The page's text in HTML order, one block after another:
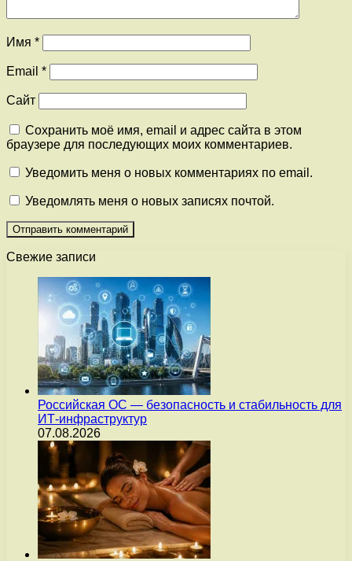
Имя *
Email *
Сайт
Сохранить моё имя, email и адрес сайта в этом
браузере для последующих моих комментариев.
Уведомить меня о новых комментариях по email.
Уведомлять меня о новых записях почтой.
Свежие записи
Российская ОС — безопасность и стабильность для
ИТ-инфраструктур
07.08.2026